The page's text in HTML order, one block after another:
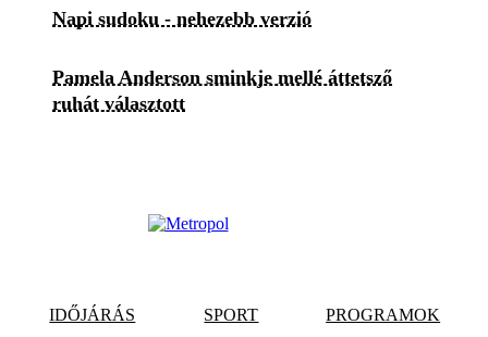
Napi sudoku - nehezebb verzió
Pamela Anderson sminkje mellé áttetsző
ruhát választott
IDŐJÁRÁS SPORT PROGRAMOK